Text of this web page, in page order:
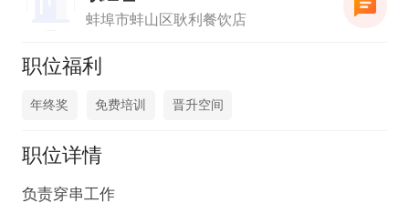
蚌埠市蚌山区耿利餐饮店
职位福利
年终奖 免费培训 晋升空间
职位详情
负责穿串工作